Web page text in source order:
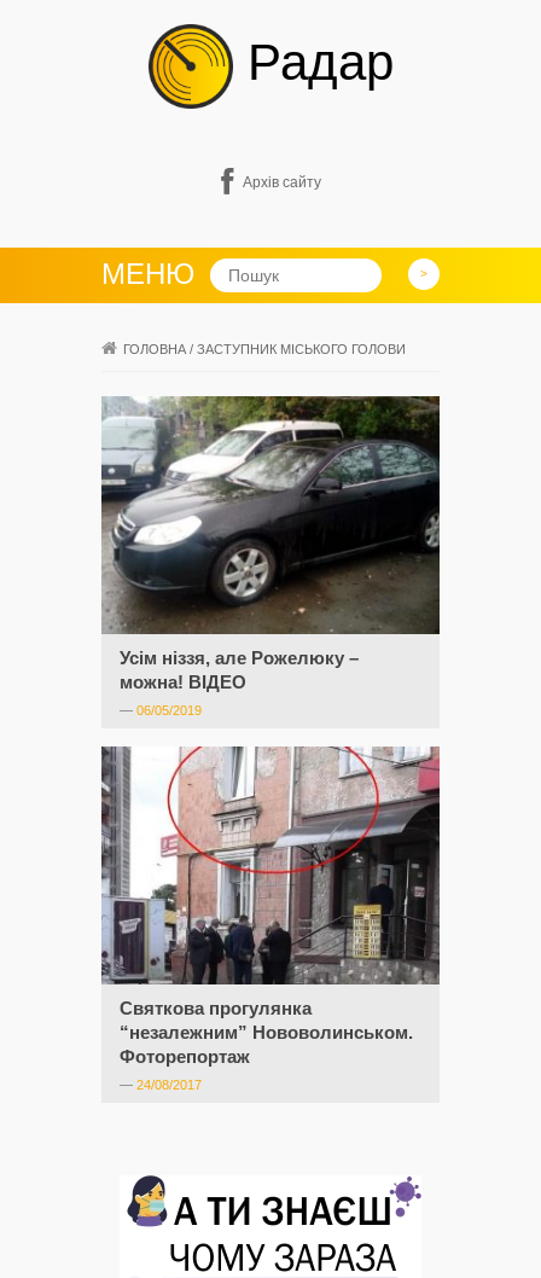
Радар
Архів сайту
МЕНЮ
ГОЛОВНА / ЗАСТУПНИК МІСЬКОГО ГОЛОВИ
Усім ніззя, але Рожелюку –
можна! ВІДЕО
— 06/05/2019
Святкова прогулянка
“незалежним” Нововолинськом.
Фоторепортаж
— 24/08/2017